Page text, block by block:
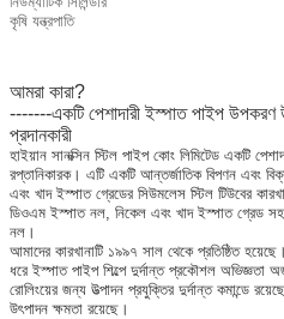
কৃষি যন্ত্রপাতি
আমরা কারা?
-------একটি পেশাদারী ইস্পাত পাইপ
প্রদানকারী
হাইয়ান সানক্সিন স্টিল পাইপ কোং লিমিটেড একটি
রপ্তানিকারক। এটি একটি আন্তর্জাতিক বিপণন এবং
এবং খাদ ইস্পাত গ্রেডের সিউমলেস স্টিল টিউবের
ডিওএম ইস্পাত নল, নিকেল এবং খাদ ইস্পাত গ্রেড সহ
নল।
আমাদের কারখানাটি ১৯৯৭ সাল থেকে প্রতিষ্ঠিত
ধরে ইস্পাত পাইপ শিল্পে দুর্দান্ত প্রকৌশল অভিজ্ঞতা
রোলিংয়ের জন্য উত্পাদন প্রযুক্তির দুর্দান্ত কমান্ডে
উৎপাদন ক্ষমতা রয়েছে।